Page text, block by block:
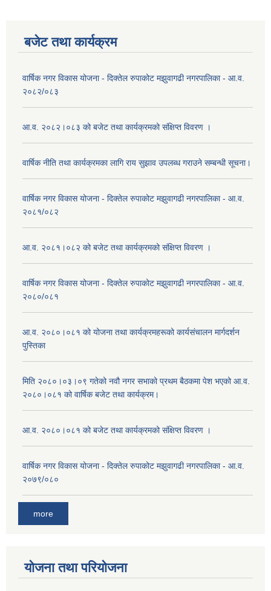
बजेट तथा कार्यक्रम
वार्षिक नगर विकास योजना - दिक्तेल रुपाकोट मझुवागढी नगरपालिका - आ.व.
२०८२/०८३
आ.व. २०८२।०८३ को बजेट तथा कार्यक्रमको संक्षिप्त विवरण ।
वार्षिक नीति तथा कार्यक्रमका लागि राय सुझाव उपलब्ध गराउने सम्बन्धी सूचना।
वार्षिक नगर विकास योजना - दिक्तेल रुपाकोट मझुवागढी नगरपालिका - आ.व.
२०८१/०८२
आ.व. २०८१।०८२ को बजेट तथा कार्यक्रमको संक्षिप्त विवरण ।
वार्षिक नगर विकास योजना - दिक्तेल रुपाकोट मझुवागढी नगरपालिका - आ.व.
२०८०/०८१
आ.व. २०८०।०८१ को योजना तथा कार्यक्रमहरूको कार्यसंचालन मार्गदर्शन
पुस्तिका
मिति २०८०।०३।०९ गतेको नवौ नगर सभाको प्रथम बैठकमा पेश भएको आ.व.
२०८०।०८१ को वार्षिक बजेट तथा कार्यक्रम।
आ.व. २०८०।०८१ को बजेट तथा कार्यक्रमको संक्षिप्त विवरण ।
वार्षिक नगर विकास योजना - दिक्तेल रुपाकोट मझुवागढी नगरपालिका - आ.व.
२०७९/०८०
more
योजना तथा परियोजना